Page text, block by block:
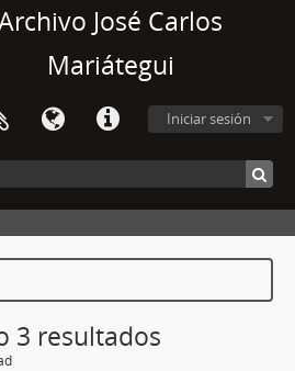
José Carlos
Mariátegui
Iniciar sesión
3 resultados